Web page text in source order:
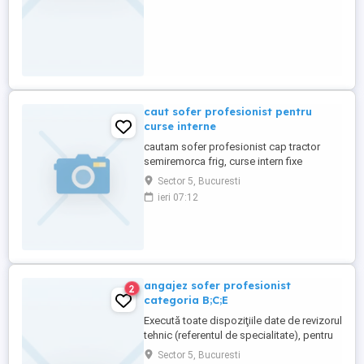
caut sofer profesionist pentru
curse interne
cautam sofer profesionist cap tractor
semiremorca frig, curse intern fixe
Sector 5, Bucuresti
ieri 07:12
2
angajez sofer profesionist
categoria B;C;E
Execută toate dispoziţiile date de revizorul
tehnic (referentul de specialitate), pentru
realizarea unui grad sporit de siguranţă a
Sector 5, Bucuresti